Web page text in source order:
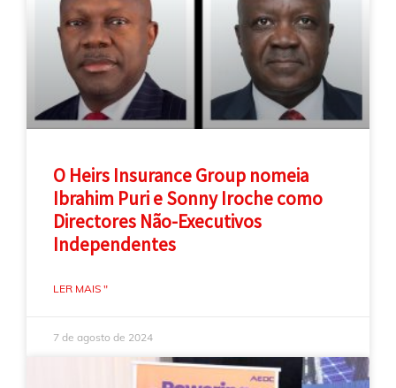
O Heirs Insurance Group nomeia
Ibrahim Puri e Sonny Iroche como
Directores Não-Executivos
Independentes
LER MAIS "
7 de agosto de 2024